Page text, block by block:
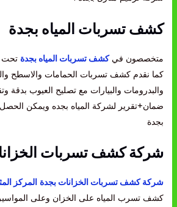
كشف تسربات المياه بجدة
متخصصون فيكشف تسربات المياه بجدة تحت
كما نقدم كشف تسربات الحمامات والاسطح
والبدرومات والبيارات مع تصليح العيوب بدقة
ضمان+تقرير لشركة المياه بجده ويمكن
بجدة
شركة كشف تسربات
شركة كشف تسربات الخزانات بجدة المركز
كشف تسرب المياه على الخزان وعلى المواسير